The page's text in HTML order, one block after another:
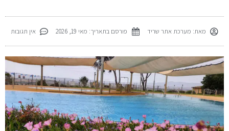
מאת: מערכת אתר שריד פורסם בתאריך: מאי 19, 2026 אין תגובות